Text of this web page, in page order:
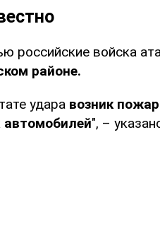
российские войска
районе.
удара возник
автомобилей", –